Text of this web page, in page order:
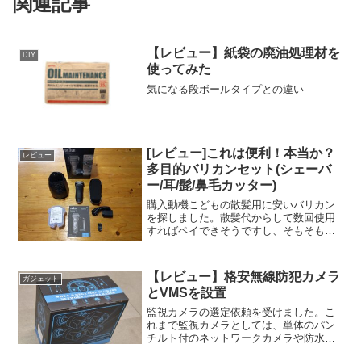
DIY
【レビュー】紙袋の廃油処理材を
使ってみた
気になる段ボールタイプとの違い
レビュー
[レビュー]これは便利！本当か？
多目的バリカンセット(シェーバ
ー/耳/髭/鼻毛カッター)
購入動機こどもの散髪用に安いバリカン
を探しました。散髪代からして数回使用
すればペイできそうですし、そもそもバ
でバリカンを探すと、でてくるでてく
る！こんなにも種類が...
ガジェット
【レビュー】格安無線防犯カメラ
とVMSを設置
監視カメラの選定依頼を受けました。こ
れまで監視カメラとしては、単体のパン
チルト付のネットワークカメラや防水タ